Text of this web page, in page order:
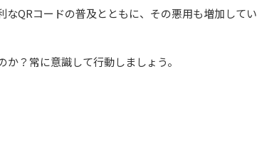
QRコードの普及とともに、その悪用も増加してい
？常に意識して行動しましょう。